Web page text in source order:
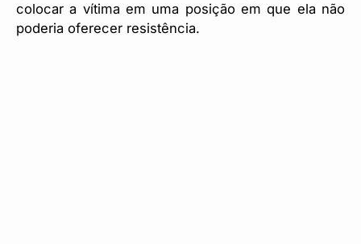
colocar a vítima em uma posição em que ela não
poderia oferecer resistência.